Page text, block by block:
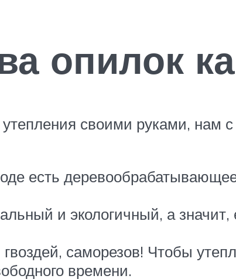
опилок
своими руками, нам с
есть
и экологичный, а
саморезов! Чтобы
времени.